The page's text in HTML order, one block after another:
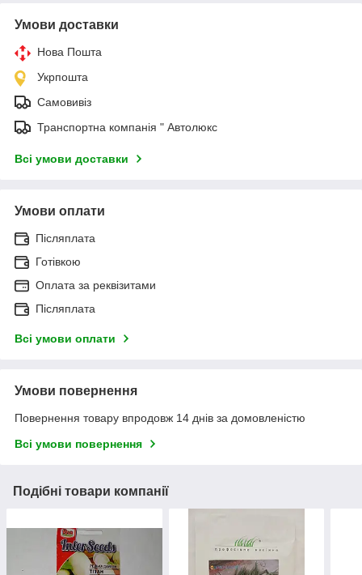
Умови доставки
Нова Пошта
Укрпошта
Самовивіз
Транспортна компанія " Автолюкс
Всі умови доставки
Умови оплати
Післяплата
Готівкою
Оплата за реквізитами
Післяплата
Всі умови оплати
Умови повернення
Повернення товару впродовж 14 днів за домовленістю
Всі умови повернення
Подібні товари компанії